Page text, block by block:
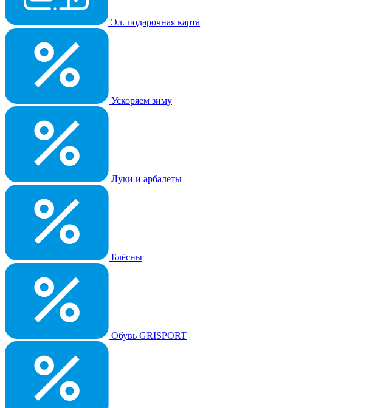
Эл. подарочная карта
Ускоряем зиму
Луки и арбалеты
Блёсны
Обувь GRISPORT